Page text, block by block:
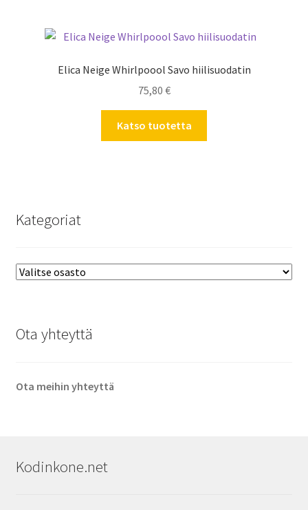
Elica Neige Whirlpoool Savo hiilisuodatin
75,80 €
Katso tuotetta
Kategoriat
Ota yhteyttä
Ota meihin yhteyttä
Kodinkone.net